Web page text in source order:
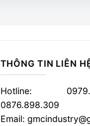
THÔNG TIN LIÊN
Hotline:
0876.898.309
Email: